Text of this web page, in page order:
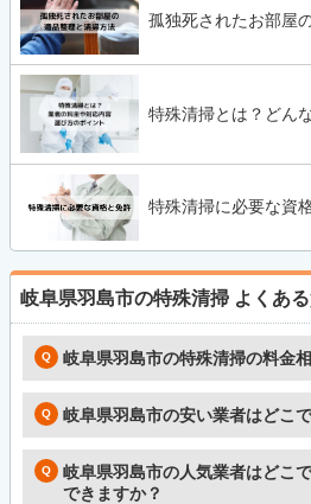
孤独死されたお部屋
特殊清掃とは？どん
特殊清掃に必要な資
岐阜県羽島市の特殊清掃 よくあ
岐阜県羽島市の特殊清掃の料金
岐阜県羽島市の安い業者はどこ
岐阜県羽島市の人気業者はどこ
できますか？